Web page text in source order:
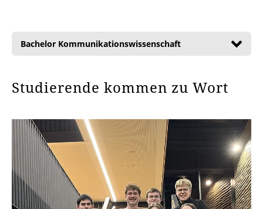
Bachelor Kommunikationswissenschaft
Studierende kommen zu Wort